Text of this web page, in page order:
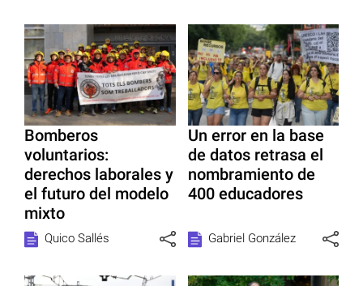
Bomberos
voluntarios:
derechos laborales y
el futuro del modelo
mixto
Quico Sallés
Un error en la base
de datos retrasa el
nombramiento de
400 educadores
Gabriel González